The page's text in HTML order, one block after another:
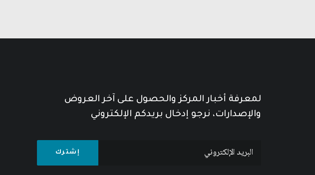
لمعرفة أخبار المركز والحصول على آخر العروض
والإصدارات، نرجو إدخال بريدكم الإلكتروني